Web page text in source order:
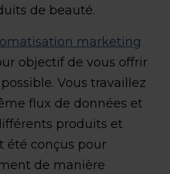
de beauté.
marketing
objectif de vous offrir
Vous travaillez
flux de données et
produits et
été conçus pour
de manière